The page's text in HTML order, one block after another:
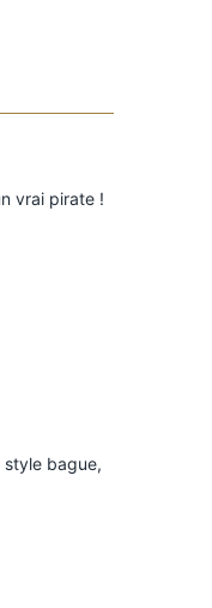
vrai pirate !
style bague,